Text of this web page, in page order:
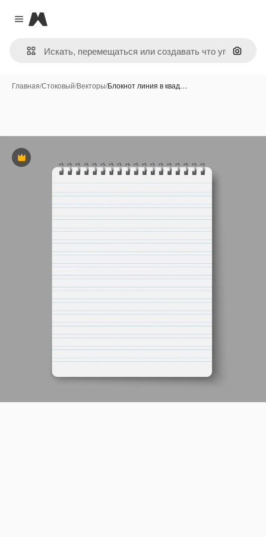
Close menu
Magnific
Поиск
Главная/Стоковый/Векторы/Блокнот линия в квад…
Премиум